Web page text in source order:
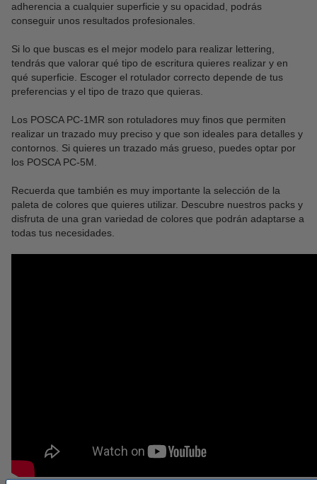
adherencia a cualquier superficie y su opacidad, podrás
conseguir unos resultados profesionales.
Si lo que buscas es el mejor modelo para realizar lettering,
tendrás que valorar qué tipo de escritura quieres realizar y en
qué superficie. Escoger el rotulador correcto depende de tus
preferencias y el tipo de trazo que quieras.
Los POSCA PC-1MR son rotuladores muy finos que permiten
realizar un trazado muy preciso y que son ideales para detalles y
contornos. Si quieres un trazado más grueso, puedes optar por
los POSCA PC-5M.
Recuerda que también es muy importante la selección de la
paleta de colores que quieres utilizar. Descubre nuestros packs y
disfruta de una gran variedad de colores que podrán adaptarse a
todas tus necesidades.